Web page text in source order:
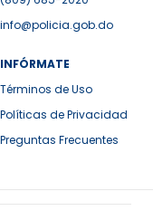
info@policia.gob.do
INFÓRMATE
Términos de Uso
Políticas de Privacidad
Preguntas Frecuentes